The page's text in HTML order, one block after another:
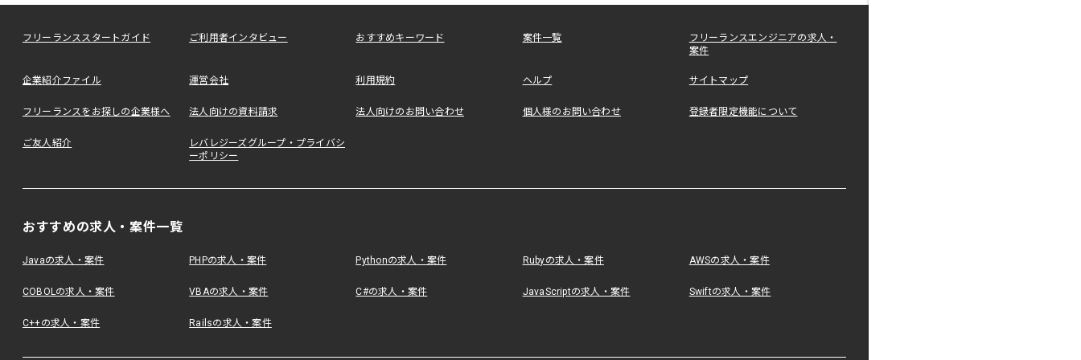
フリーランススタートガイド ご利用者インタビュー おすすめキーワード 案件一覧
フリーランスエンジニアの求人・
案件
企業紹介ファイル 運営会社 利用規約 ヘルプ サイトマップ
フリーランスをお探しの企業様へ 法人向けの資料請求 法人向けのお問い合わせ 個人様のお問い合わせ 登録者限定機能について
ご友人紹介
レバレジーズグループ・プライバシ
ーポリシー
おすすめの求人・案件一覧
Javaの求人・案件 PHPの求人・案件 Pythonの求人・案件 Rubyの求人・案件 AWSの求人・案件
COBOLの求人・案件 VBAの求人・案件 C#の求人・案件 JavaScriptの求人・案件 Swiftの求人・案件
C++の求人・案件 Railsの求人・案件